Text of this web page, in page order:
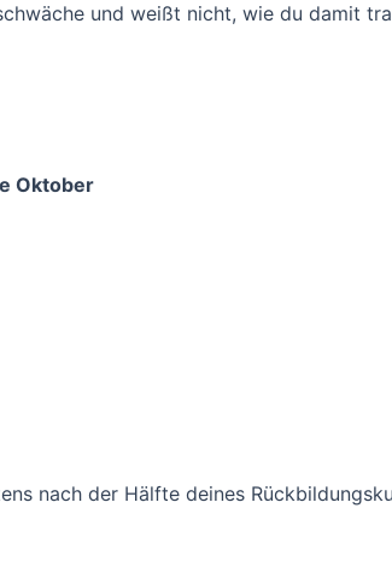
und weißt nicht, wie du damit
Oktober
nach der Hälfte deines